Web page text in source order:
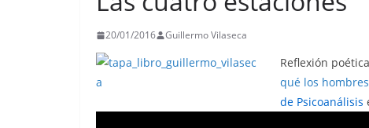
20/01/2016 Guillermo Vilaseca
Reflexión
qué los
de Psicoanálisis